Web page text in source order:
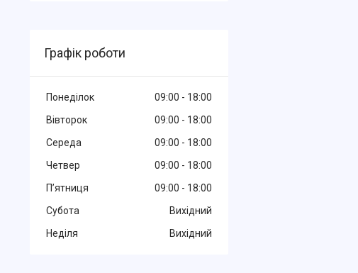
Графік роботи
Понеділок 09:00
18:00
Вівторок
09:00
18:00
Середа
09:00
18:00
Четвер
09:00
18:00
Пʼятниця
09:00
18:00
Субота
Вихідний
Неділя
Вихідний